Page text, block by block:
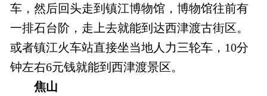
车，然后回头走到镇江博物馆，博物馆往前有
一排石台阶，走上去就能到达西津渡古街区。
或者镇江火车站直接坐当地人力三轮车，10分
钟左右6元钱就能到西津渡景区。
焦山